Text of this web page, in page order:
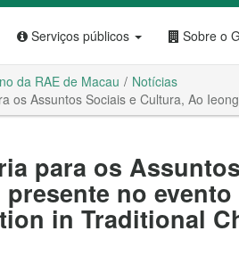
Serviços públicos Sobre o
da RAE de Macau
Notícias
os Assuntos Sociais e Cultura, Ao
para os
presente no
in Traditional